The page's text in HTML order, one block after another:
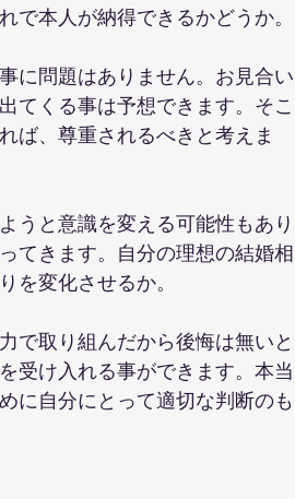
で本人が納得できるかどうか。
に問題はありません。お見合い
てくる事は予想できます。そこ
ば、尊重されるべきと考えま
うと意識を変える可能性もあり
てきます。自分の理想の結婚相
を変化させるか。
で取り組んだから後悔は無いと
受け入れる事ができます。本当
に自分にとって適切な判断のも